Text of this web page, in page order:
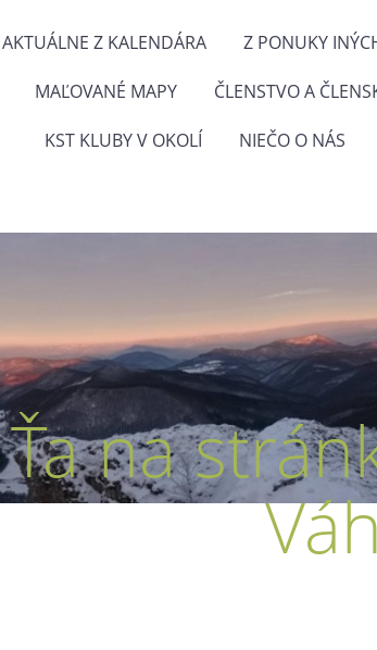
AKTUÁLNE Z KALENDÁRA Z PONUKY
MAĽOVANÉ MAPY ČLENSTVO A
KST KLUBY V OKOLÍ NIEČO O NÁS
na